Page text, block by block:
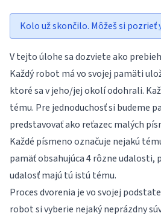
Kolo už skončilo. Môžeš si pozrieť
V tejto úlohe sa dozviete ako
Každý robot má vo svojej pamäti
ktoré sa v jeho/jej okolí odohrali.
tému. Pre jednoduchosť si budeme
predstavovať ako reťazec malých
Každé písmeno označuje nejakú
pamäť obsahujúca 4 rôzne udalosti,
udalosť majú tú istú tému.
Proces dvorenia je vo svojej
robot si vyberie nejaký neprázdny